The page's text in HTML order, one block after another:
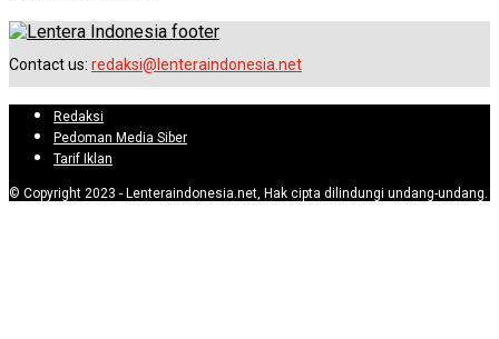
Contact us: redaksi@lenteraindonesia.net
Redaksi
Pedoman Media Siber
Tarif Iklan
© Copyright 2023 - Lenteraindonesia.net, Hak cipta dilindungi undang-undang.